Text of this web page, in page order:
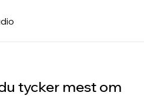
tycker mest om